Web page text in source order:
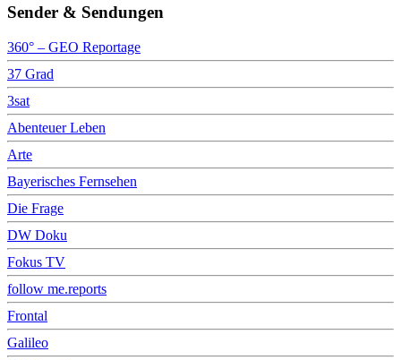
Sender & Sendungen
360° – GEO Reportage
37 Grad
3sat
Abenteuer Leben
Arte
Bayerisches Fernsehen
Die Frage
DW Doku
Fokus TV
follow me.reports
Frontal
Galileo